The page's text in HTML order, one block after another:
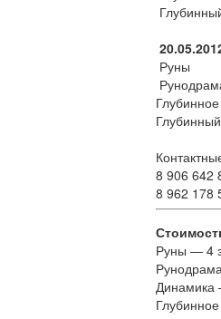
Руны
8 906 642
8 962 178
Руны — 4